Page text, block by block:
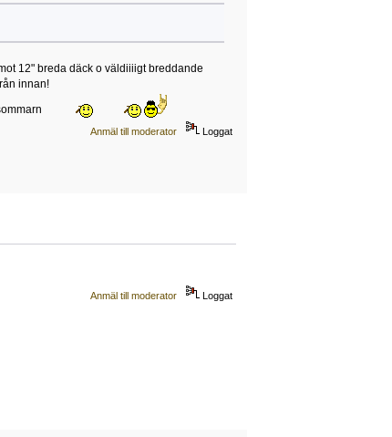
12" breda däck o väldiiiigt breddande
innan!
Anmäl till moderator Loggat
Anmäl till moderator Loggat